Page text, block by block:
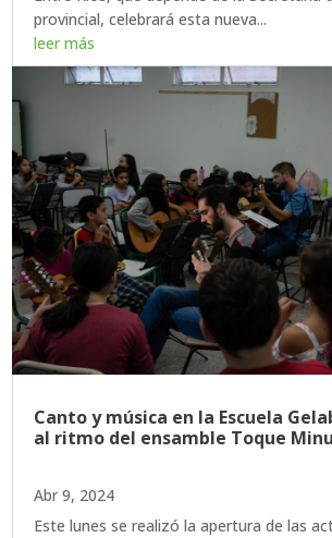
provincial, celebrará esta nueva...
leer más
Canto y música en la Escuela
al ritmo del ensamble Toque
Abr 9, 2024
Este lunes se realizó la apertura de las